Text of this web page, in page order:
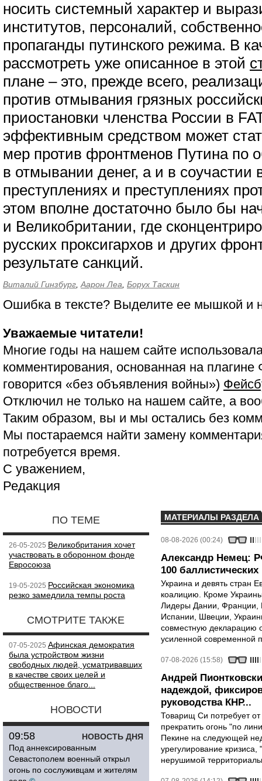
носить системный характер и
институтов, персоналий,
пропаганды путинского режима. В
рассмотреть уже описанное в этой
плане – это, прежде всего,
против отмывания грязных
приостановки членства России в
эффективным средством может
мер против фронтменов Путина по
в отмывании денег, а и в соучастии
преступлениях и преступлениях
этом вполне достаточно было бы
и Великобритании, где
русских проксигархов и других
результате санкций.
Виталий Гинзбург Аарон Леа Борух Таскин
Ошибка в тексте? Выделите ее мышкой и
Уважаемые читатели!
Многие годы на нашем сайте
комментирования, основанная на
говорится «без объявления войны»)
Отключил не только на нашем сайте, а
Таким образом, вы и мы остались без
Мы постараемся найти замену
потребуется время.
С уважением,
Редакция
ПО ТЕМЕ
26-05-2025 Великобритания хочет
участвовать в оборонном фонде
Евросоюза
19-05-2025 Российская экономика
резко замедлила темпы роста
СМОТРИТЕ ТАКЖЕ
07-05-2025 Афинская демократия
была устройством жизни
свободных людей, усматривавших
в качестве своих целей и
общественное благо...
НОВОСТИ
НОВОСТЬ ДНЯ
09:58
Под аннексированным
Севастополем военный открыл
огонь по сослуживцам и жителям
МАТЕРИАЛЫ РАЗДЕЛА
08-08-2026 (00:24)
Александр Немец:
100 баллистических
Украина и девять стран
коалицию. Кроме
Лидеры Дании, Франции,
Испании, Швеции,
совместную декларацию
усиленной современной
07-08-2026 (15:58)
Андрей
надеждой,
руководства КНР...
Товарищ Си потребует
прекратить огонь "по
Пекине на следующей
урегулирование
нерушимой